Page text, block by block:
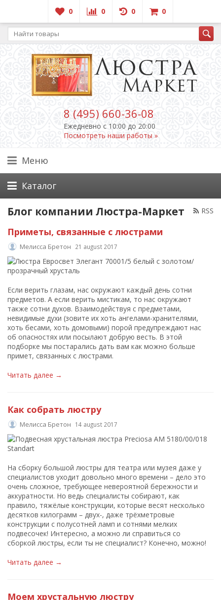
0 0 0 0
8 (495) 660-36-08
Ежедневно c 10:00 до 20:00
Посмотреть наши работы »
Меню
Каталог
RSS
Блог компании Люстра-Маркет
Приметы, связанные с люстрами
Мелисса Бретон 21 august 2017
Если верить глазам, нас окружают каждый день сотни
предметов. А если верить мистикам, то нас окружают
также сотни духов. Взаимодействуя с предметами,
невидимые духи (зовите их хоть ангелами-хранителями,
хоть бесами, хоть домовыми) порой предупреждают нас
об опасностях или посылают добрую весть. В этой
подборке мы постарались дать вам как можно больше
примет, связанных с люстрами.
Читать далее →
Как собрать люстру
Мелисса Бретон 14 august 2017
На сборку большой люстры для театра или музея даже у
специалистов уходит довольно много времени – дело это
очень сложное, требующее невероятной бережности и
аккуратности. Но ведь специалисты собирают, как
правило, тяжёлые конструкции, которые весят несколько
десятков килограмм – двух-, даже трёхметровые
конструкции с полусотней ламп и сотнями мелких
подвесочек! Интересно, а можно ли справиться со
сборкой люстры, если ты не специалист? Конечно, можно!
Читать далее →
Моем хрустальную люстру